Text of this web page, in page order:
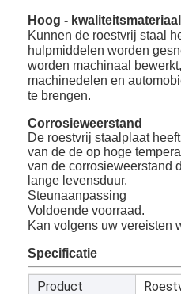
Hoog - kwaliteitsmateriaal
Kunnen de roestvrij staal
hulpmiddelen worden
worden machinaal
machinedelen en
te brengen.
Corrosieweerstand
De roestvrij staalplaat
van de de op hoge
van de corrosieweerstand
lange levensduur.
Steunaanpassing
Voldoende voorraad.
Kan volgens uw vereisten
Specificatie
Product